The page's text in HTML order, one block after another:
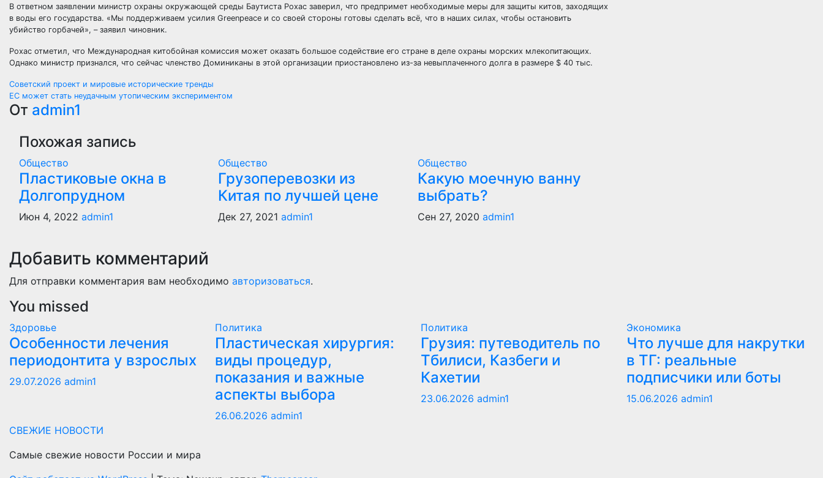
В ответном заявлении министр охраны окружающей среды Баутиста Рохас заверил, что предпримет необходимые меры для защиты китов, заходящих
в воды его государства. «Мы поддерживаем усилия Greenpeace и со своей стороны готовы сделать всё, что в наших силах, чтобы остановить
убийство горбачей», – заявил чиновник.
Рохас отметил, что Международная китобойная комиссия может оказать большое содействие его стране в деле охраны морских млекопитающих.
Однако министр признался, что сейчас членство Доминиканы в этой организации приостановлено из-за невыплаченного долга в размере $ 40 тыс.
Навигация
по
записям
Советский проект и мировые исторические тренды
ЕС может стать неудачным утопическим экспериментом
От admin1
Похожая запись
Общество
Пластиковые окна в
Долгопрудном
Июн 4, 2022 admin1
Общество
Грузоперевозки из
Китая по лучшей цене
Дек 27, 2021admin1
Общество
Какую моечную ванну
выбрать?
Сен 27, 2020 admin1
Добавить комментарий
Для отправки комментария вам необходимо авторизоваться.
You missed
Здоровье
Особенности лечения
периодонтита у взрослых
29.07.2026 admin1
Политика
Пластическая хирургия:
виды процедур,
показания и важные
аспекты выбора
26.06.2026 admin1
Политика
Грузия: путеводитель по
Тбилиси, Казбеги и
Кахетии
23.06.2026 admin1
Экономика
Что лучше для накрутки
в ТГ: реальные
подписчики или боты
15.06.2026 admin1
СВЕЖИЕ НОВОСТИ
Самые свежие новости России и мира